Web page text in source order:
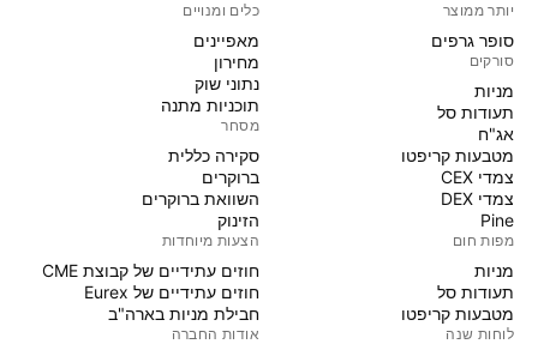
יותר ממוצר
סופר גרפים
סורקים
מניות‏
תעודות סל
אג"ח
מטבעות קריפטו
צמדי CEX
צמדי DEX
Pine
מפות חום
מניות‏
תעודות סל
מטבעות קריפטו
לוחות שנה
כלים ומנויים
מאפיינים
מחירון
נתוני שוק
תוכניות מתנה
מסחר
סקירה כללית
ברוקרים
השוואת ברוקרים
הזינוק
הצעות מיוחדות
חוזים עתידיים של קבוצת CME
חוזים עתידיים של Eurex
חבילת מניות בארה"ב
אודות החברה